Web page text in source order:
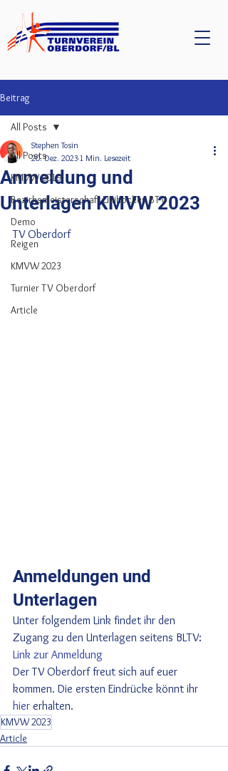
Beitrag
All Posts
KMVW 2019
Bezirksmeisterschaft Unihockey BTV
Demo
Reigen
KMVW 2023
Turnier TV Oberdorf
Article
All Posts
Anmeldung und
Unterlagen KMVW 2023
Stephen Tosin
20. Dez. 2023 1 Min. Lesezeit
TV Oberdorf
Anmeldungen und
Unterlagen
Unter folgendem Link findet ihr den
Zugang zu den Unterlagen seitens BLTV:
Link zur Anmeldung
Der TV Oberdorf freut sich auf euer
kommen. Die ersten Eindrücke könnt ihr
hier erhalten.
KMVW 2023
Article